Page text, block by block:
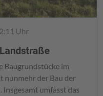
Uhr
Baugrundstücke im
nunmehr der Bau der
umfasst das